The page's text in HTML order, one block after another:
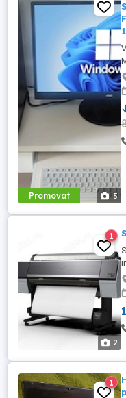
Promovat 5
2
1
1